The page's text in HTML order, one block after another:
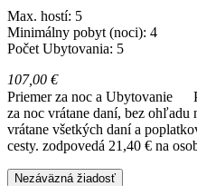
Max. hostí: 5
Minimálny pobyt (noci): 4
Počet Ubytovania: 5
107,00 €
Priemer za noc a Ubytovanie
za noc vrátane daní, bez ohľadu
vrátane všetkých daní a
cesty. zodpovedá 21,40 € na
Nezáväzná žiadosť